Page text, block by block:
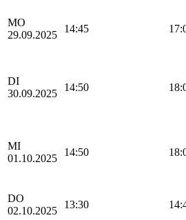
MO
29.09.2025
14:45
DI
30.09.2025
14:50
MI
01.10.2025
14:50
DO
02.10.2025
13:30